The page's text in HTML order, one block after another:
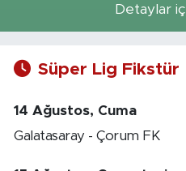
Detaylar
Süper Lig Fikstür
14 Ağustos, Cuma
Galatasaray - Çorum FK